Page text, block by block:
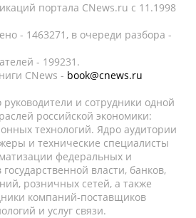
портала CNews.ru c 11.1998
- 1463271, в очереди разбора -
- 199231.
CNews - book@cnews.ru
и сотрудники одной
российской экономики:
технологий. Ядро аудитории
и технические специалисты
федеральных и
власти, банков,
розничных сетей, а также
компаний-поставщиков
и услуг связи.